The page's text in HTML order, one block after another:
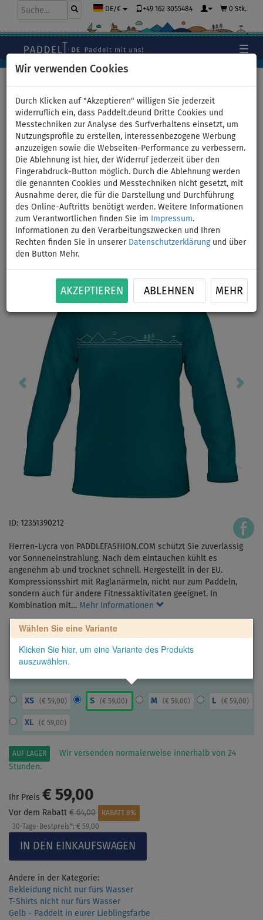
Wir verwenden Cookies
Durch Klicken auf "Akzeptieren" willigen Sie jederzeit
widerruflich ein, dass Paddelt.deund Dritte Cookies und
Messtechniken zur Analyse des Surfverhaltens einsetzt, um
Nutzungsprofile zu erstellen, interessenbezogene Werbung
anzuzeigen sowie die Webseiten-Performance zu verbessern.
Die Ablehnung ist hier, der Widerruf jederzeit über den
Fingerabdruck-Button möglich. Durch die Ablehnung werden
die genannten Cookies und Messtechniken nicht gesetzt, mit
Ausnahme derer, die für die Darstellung und Durchführung
des Online-Auftritts benötigt werden. Weitere Informationen
zum Verantwortlichen finden Sie im
Impressum.
Informationen zu den Verarbeitungszwecken und Ihren
Rechten finden Sie in unserer Datenschutzerklärungund über
den Button Mehr.
AKZEPTIEREN ABLEHNEN MEHR
DE/€ +49 162 3055484 0 Stk.
T-shirt Herren
PADDLEBOARDING PETROL
Lycra langarm - Größe: S
BIS
-8 %
Previous
ID: 12351390212
Herren-Lycra von PADDLEFASHION.COM schützt Sie zuverlässig
vor Sonneneinstrahlung. Nach dem eintauchen kühlt es
angenehm ab und trocknet schnell. Hergestellt in der EU.
Kompressionsshirt mit Raglanärmeln, nicht nur zum Paddeln,
sondern auch für andere Fitnessaktivitäten geeignet. In
Kombination mit… Mehr Informationen
Wählen Sie eine Variante
Klicken Sie hier, um eine Variante des Produkts
auszuwählen.
XS ( € 59,00) S (€ 59,00) M ( € 59,00) L ( € 59,00)
XL ( € 59,00)
AUF LAGER
Wir versenden normalerweise innerhalb von 24
Stunden.
Ihr Preis € 59,00
Vor dem Rabatt € 64,00
RABATT 8%
30-Tage-Bestpreis*: € 59,00
Andere in der Kategorie:
Bekleidung nicht nur fürs Wasser
T-Shirts nicht nur fürs Wasser
Gelb - Paddelt in eurer Lieblingsfarbe